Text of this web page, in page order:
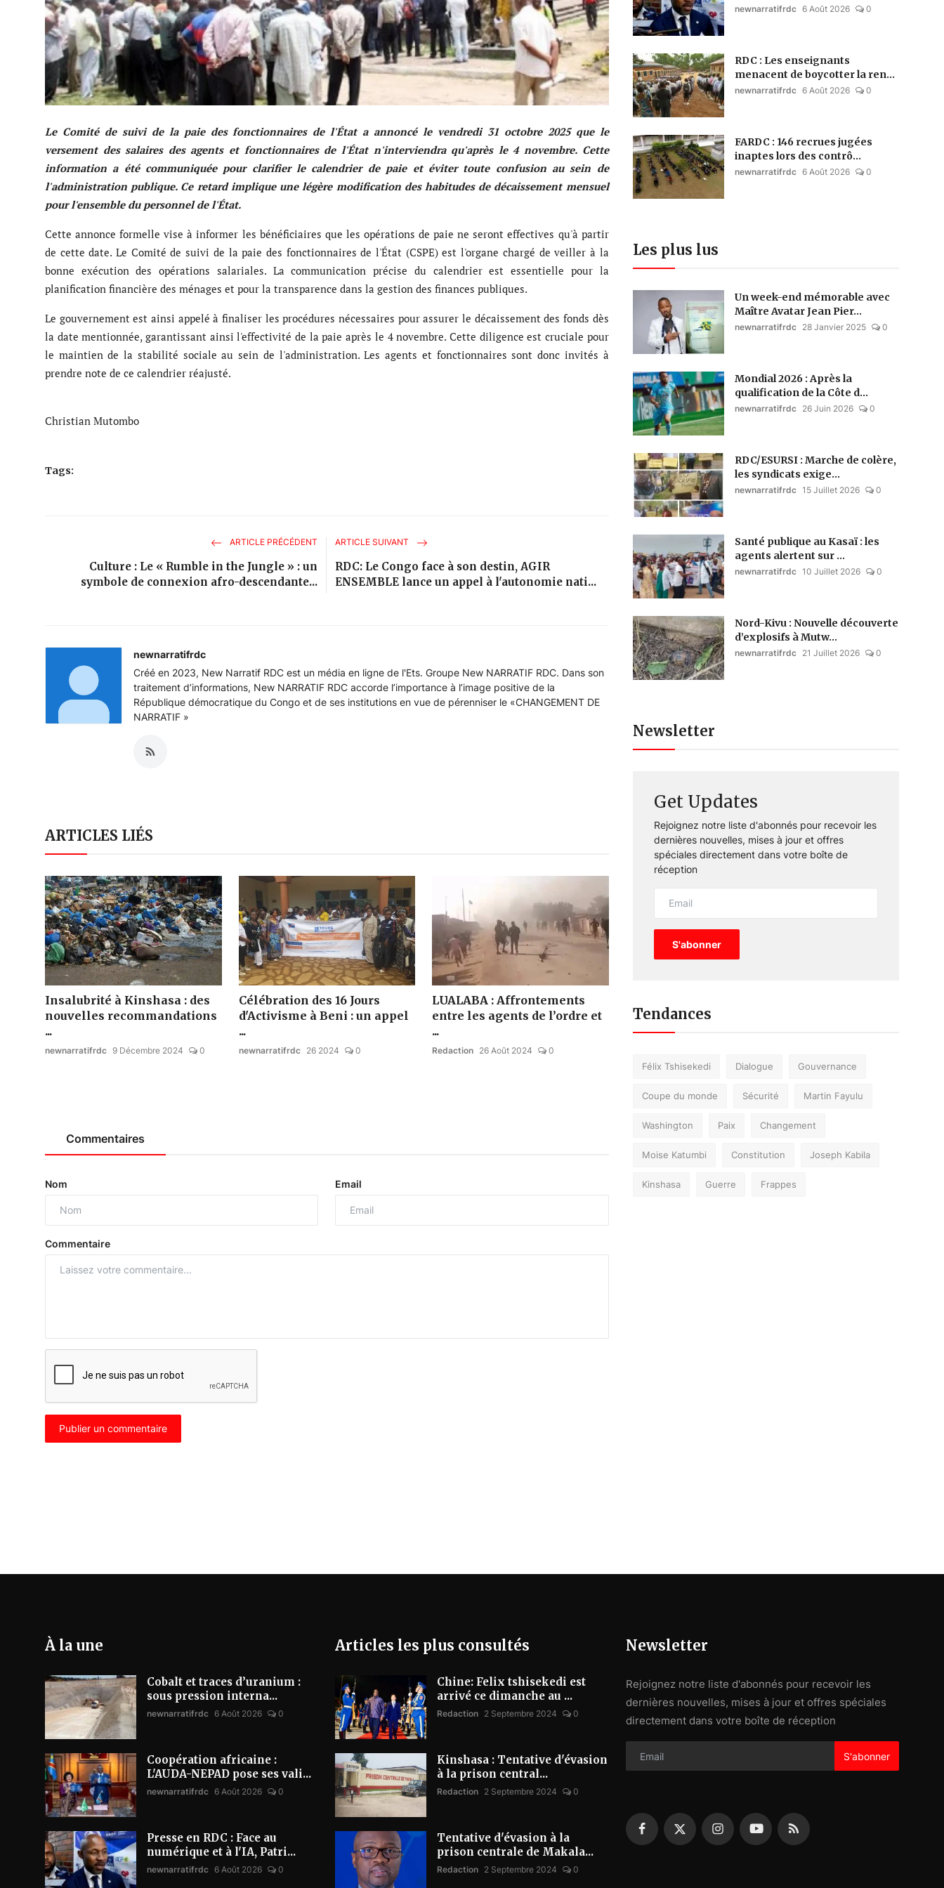
Musique
Technologie
Finances
Opinions
Infrastructures
Coopération
Environnement
Le Comité de suivi de la paie des fonctionnaires de l'État a annoncé le vendredi 31 octobre 2025 que le
versement des salaires des agents et fonctionnaires de l'État n'interviendra qu'après le 4 novembre. Cette
information a été communiquée pour clarifier le calendrier de paie et éviter toute confusion au sein de
l'administration publique. Ce retard implique une légère modification des habitudes de décaissement mensuel
pour l'ensemble du personnel de l'État.
Cette annonce formelle vise à informer les bénéficiaires que les opérations de paie ne seront effectives qu'à partir
de cette date. Le Comité de suivi de la paie des fonctionnaires de l'État (CSPE) est l'organe chargé de veiller à la
bonne exécution des opérations salariales. La communication précise du calendrier est essentielle pour la
planification financière des ménages et pour la transparence dans la gestion des finances publiques.
Le gouvernement est ainsi appelé à finaliser les procédures nécessaires pour assurer le décaissement des fonds dès
la date mentionnée, garantissant ainsi l'effectivité de la paie après le 4 novembre. Cette diligence est cruciale pour
le maintien de la stabilité sociale au sein de l'administration. Les agents et fonctionnaires sont donc invités à
prendre note de ce calendrier réajusté.
Christian Mutombo
Tags:
ARTICLE PRÉCÉDENT
Culture : Le « Rumble in the Jungle » : un
symbole de connexion afro-descendante...
ARTICLE SUIVANT
RDC: Le Congo face à son destin, AGIR
ENSEMBLE lance un appel à l'autonomie nati...
newnarratifrdc
Créé en 2023, New Narratif RDC est un média en ligne de l'Ets. Groupe New NARRATIF RDC. Dans son
traitement d’informations, New NARRATIF RDC accorde l’importance à l’image positive de la
République démocratique du Congo et de ses institutions en vue de pérenniser le «CHANGEMENT DE
NARRATIF »
ARTICLES LIÉS
Insalubrité à Kinshasa : des
nouvelles recommandations
...
newnarratifrdc 9 Décembre 2024 0
Célébration des 16 Jours
d'Activisme à Beni : un appel
...
newnarratifrdc 26 2024 0
LUALABA : Affrontements
entre les agents de l’ordre et
...
Redaction 26 Août 2024 0
Commentaires
Nom Email
Commentaire
Publier un commentaire
newnarratifrdc 6 Août 2026 0
RDC : Les enseignants
menacent de boycotter la ren...
newnarratifrdc 6 Août 2026 0
FARDC : 146 recrues jugées
inaptes lors des contrô...
newnarratifrdc 6 Août 2026 0
Les plus lus
Un week-end mémorable avec
Maître Avatar Jean Pier...
newnarratifrdc 28 Janvier 2025 0
Mondial 2026 : Après la
qualification de la Côte d...
newnarratifrdc 26 Juin 2026 0
RDC/ESURSI : Marche de colère,
les syndicats exige...
newnarratifrdc 15 Juillet 2026 0
Santé publique au Kasaï : les
agents alertent sur ...
newnarratifrdc 10 Juillet 2026 0
Nord-Kivu : Nouvelle découverte
d’explosifs à Mutw...
newnarratifrdc 21 Juillet 2026 0
Newsletter
Get Updates
Rejoignez notre liste d'abonnés pour recevoir les
dernières nouvelles, mises à jour et offres
spéciales directement dans votre boîte de
réception
S'abonner
Tendances
Félix Tshisekedi Dialogue Gouvernance
Coupe du monde Sécurité Martin Fayulu
Washington Paix Changement
Moise Katumbi Constitution Joseph Kabila
Kinshasa Guerre Frappes
À la une
Cobalt et traces d’uranium :
sous pression interna...
newnarratifrdc 6 Août 2026 0
Coopération africaine :
L'AUDA-NEPAD pose ses vali...
newnarratifrdc 6 Août 2026 0
Presse en RDC : Face au
numérique et à l'IA, Patri...
newnarratifrdc 6 Août 2026 0
Articles les plus consultés
Chine: Felix tshisekedi est
arrivé ce dimanche au ...
Redaction 2 Septembre 2024 0
Kinshasa : Tentative d'évasion
à la prison central...
Redaction 2 Septembre 2024 0
Tentative d'évasion à la
prison centrale de Makala...
Redaction 2 Septembre 2024 0
Newsletter
Rejoignez notre liste d'abonnés pour recevoir les
dernières nouvelles, mises à jour et offres spéciales
directement dans votre boîte de réception
S'abonner